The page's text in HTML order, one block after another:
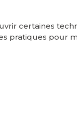
certaines
pratiques pour